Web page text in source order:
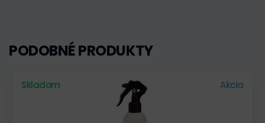
PODOBNÉ PRODUKTY
Skladom Akcia